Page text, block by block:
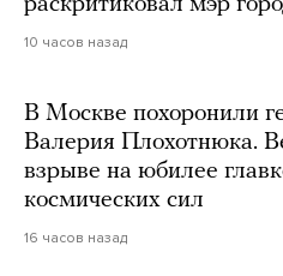
раскритиковал мэр
10 часов назад
В Москве похоронили
Валерия Плохотнюка.
взрыве на юбилее
космических сил
16 часов назад